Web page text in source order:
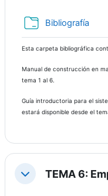
Bibliografía
Esta carpeta bibliográfica
Manual de construcción en
tema 1 al 6.
Guía introductoria para el
estará disponible desde el
ContraerTEMA 6: